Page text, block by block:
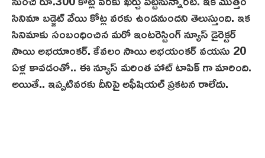
సినిమా బడ్జెట్ వేయి కోట్ల వరకు ఉండనుంద‌ని తెలుస్తుంది. ఇక‌
సినిమాకు సంబంధించిన మరో ఇంటరెస్టింగ్ న్యూస్ డైరెక్టర్
సాయి అభయాంక‌ర్‌. కేవలం సాయి అభయంక‌ర్‌ వయసు 20
ఏళ్ల కావడంతో.. ఈ న్యూస్‌ మరింత హాట్ టాపిక్ గా మారింది.
అయితే.. ఇప్పటివరకు దీనిపై అఫీషియల్ ప్రకటన రాలేదు.